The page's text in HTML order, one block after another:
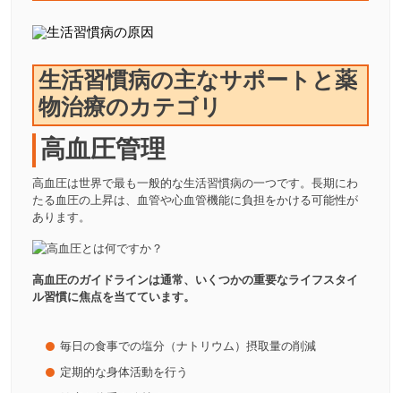
生活習慣病の主なサポートと薬
物治療のカテゴリ
高血圧管理
高血圧は世界で最も一般的な生活習慣病の一つです。長期にわ
たる血圧の上昇は、血管や心血管機能に負担をかける可能性が
あります。
高血圧のガイドラインは通常、いくつかの重要なライフスタイ
ル習慣に焦点を当てています。
毎日の食事での塩分（ナトリウム）摂取量の削減
定期的な身体活動を行う